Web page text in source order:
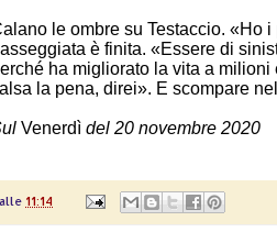
le ombre su Testaccio. «Ho
è finita. «Essere di
ha migliorato la vita a
la pena, direi». E scompare
Venerdì del 20 novembre 2020
alle 11:14